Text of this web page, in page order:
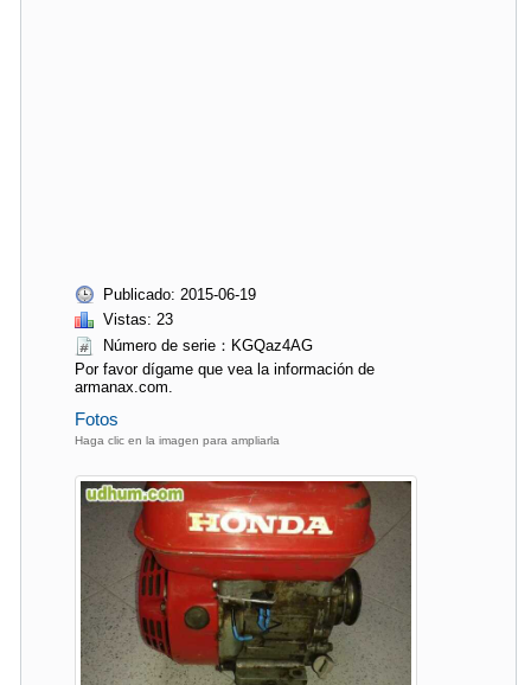
Publicado: 2015-06-19
Vistas: 23
Número de serie：KGQaz4AG
Por favor dígame que vea la información de
armanax.com.
Fotos
Haga clic en la imagen para ampliarla